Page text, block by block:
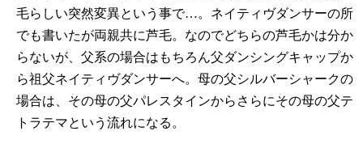
毛らしい突然変異という事で…。ネイティヴダンサーの所
でも書いたが両親共に芦毛。なのでどちらの芦毛かは分か
らないが、父系の場合はもちろん父ダンシングキャップか
ら祖父ネイティヴダンサーへ。母の父シルバーシャークの
場合は、その母の父パレスタインからさらにその母の父テ
トラテマという流れになる。